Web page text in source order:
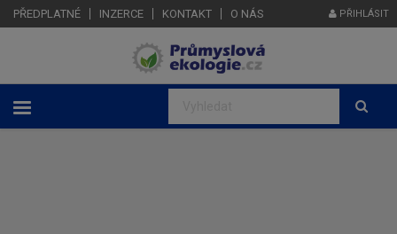
PŘEDPLATNÉ INZERCE KONTAKT O NÁS PŘIHLÁSIT